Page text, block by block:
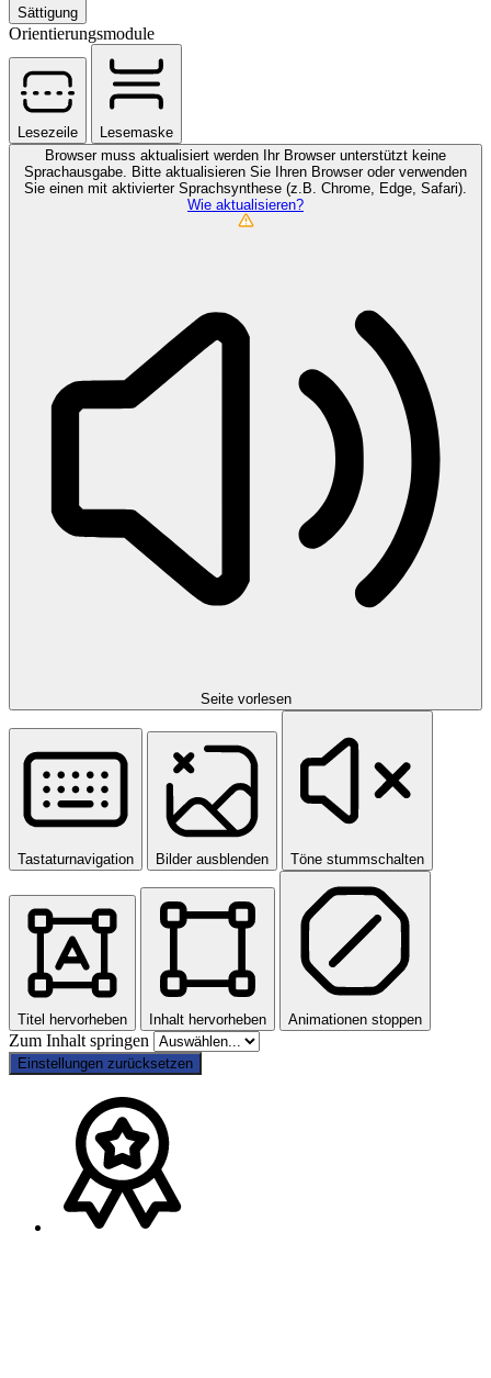
Sättigung
Orientierungsmodule
Lesezeile
Lesemaske
Browser muss aktualisiert werden Ihr Browser unterstützt keine
Sprachausgabe. Bitte aktualisieren Sie Ihren Browser oder verwenden
Sie einen mit aktivierter Sprachsynthese (z.B. Chrome, Edge, Safari).
Wie aktualisieren?
Seite vorlesen
Tastaturnavigation Bilder ausblenden Töne stummschalten
Titel hervorheben Inhalt hervorheben Animationen stoppen
Zum Inhalt springen
Einstellungen zurücksetzen